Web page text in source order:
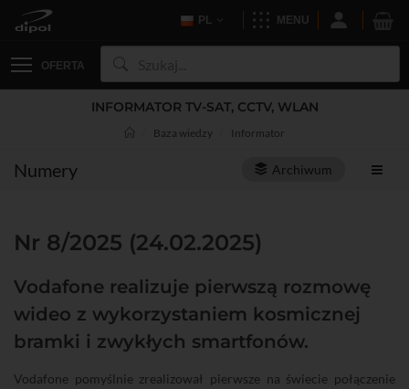
PL MENU
OFERTA
INFORMATOR TV-SAT, CCTV, WLAN
Baza wiedzy Informator
Numery Archiwum
Nr 8/2025 (24.02.2025)
Vodafone realizuje pierwszą rozmowę
wideo z wykorzystaniem kosmicznej
bramki i zwykłych smartfonów.
Vodafone pomyślnie zrealizował pierwsze na świecie połączenie